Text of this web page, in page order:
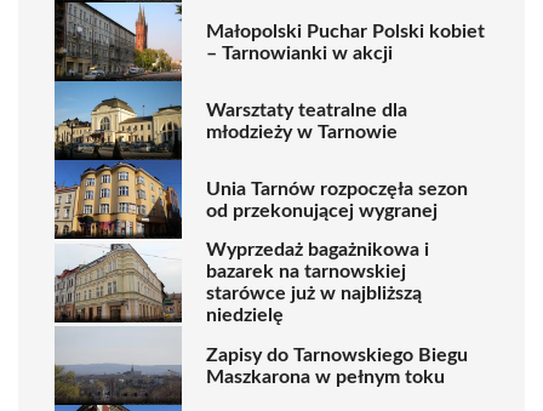
Małopolski Puchar Polski kobiet
– Tarnowianki w akcji
Warsztaty teatralne dla
młodzieży w Tarnowie
Unia Tarnów rozpoczęła sezon
od przekonującej wygranej
Wyprzedaż bagażnikowa i
bazarek na tarnowskiej
starówce już w najbliższą
niedzielę
Zapisy do Tarnowskiego Biegu
Maszkarona w pełnym toku